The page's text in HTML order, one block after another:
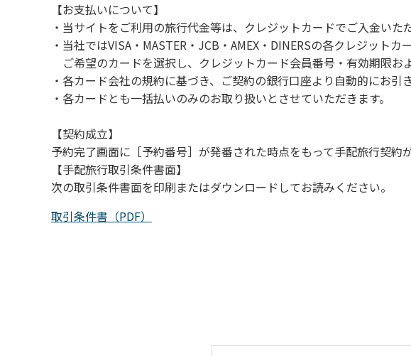
（１）川原にテントやタープを張らない。
（２）雨が降ったときは川原で遊ばない。
（３）カムイコタン公園キャンプ場で雨が降らなくても、上流
での遊びを中止する。
（４）キャンプ場の管理者や地元住民から川についての注意や
【お支払いについて】
・当サイトをご利用の旅行代金等は、クレジットカードでご入金いた
・当社ではVISA・MASTER・JCB・AMEX・DINERSの各クレジットカ
ご希望のカードを選択し、クレジットカード会員番号・有効期限お
・各カード会社の規約に基づき、ご契約の銀行口座より自動的にお引
・各カードとも一括払いのみのお取り扱いとさせていただきます。
【契約成立】
予約完了画面に［予約番号］が発番された時点をもって手配旅行契約
【手配旅行取引条件書面】
次の取引条件書面を印刷またはダウンロードしてお読みください。
取引条件書（PDF）